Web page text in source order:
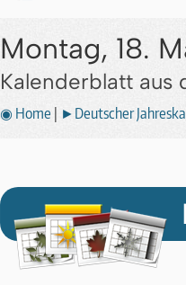
Montag, 18.
Kalenderblatt aus
◉ Home ►Deutscher